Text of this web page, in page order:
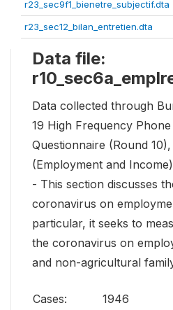
r23_sec9f1_bienetre_subjectif.dta
r23_sec12_bilan_entretien.dta
Data file:
Data collected through
19 High Frequency
Questionnaire (Round
(Employment and
- This section discusses
coronavirus on
particular, it seeks to
the coronavirus on
and non-agricultural
Cases:
1946